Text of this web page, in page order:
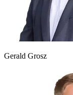
Gerald Grosz